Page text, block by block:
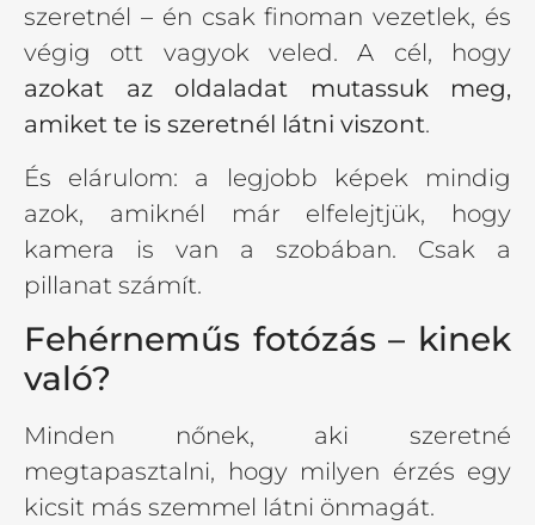
szeretnél – én csak finoman vezetlek, és
végig ott vagyok veled. A cél, hogy
azokat az oldaladat mutassuk meg,
amiket te is szeretnél látni viszont.
És elárulom: a legjobb képek mindig
azok, amiknél már elfelejtjük, hogy
kamera is van a szobában. Csak a
pillanat számít.
Fehérneműs fotózás – kinek
való?
Minden nőnek, aki szeretné
megtapasztalni, hogy milyen érzés egy
kicsit más szemmel látni önmagát.